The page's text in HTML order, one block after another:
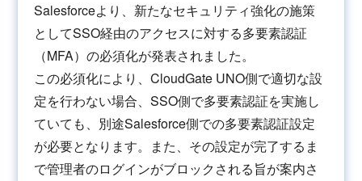
Salesforceより、新たなセキュリティ強化の施策
としてSSO経由のアクセスに対する多要素認証
（MFA）の必須化が発表されました。
この必須化により、CloudGate UNO側で適切な設
定を行わない場合、SSO側で多要素認証を実施し
ていても、別途Salesforce側での多要素認証設定
が必要となります。また、その設定が完了するま
で管理者のログインがブロックされる旨が案内さ